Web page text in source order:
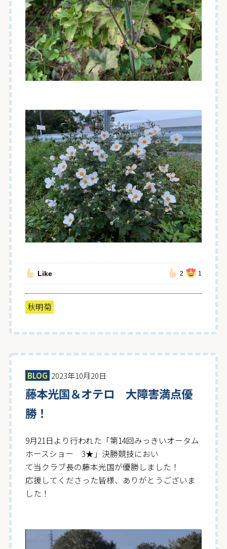
Like 2 1
秋明菊
BLOG 2023年10月20日
藤本光国＆オテロ 大障害満点優
勝！
9月21日より行われた「第14回みっきいオータム
ホースショー 3★」決勝競技におい
て当クラブ長の藤本光国が優勝しました！
応援してくださった皆様、ありがとうございま
した！